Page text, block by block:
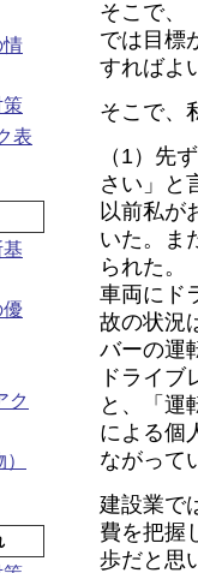
そこで、
では目標
すればよ
そこで、
（1）先
さい」と
以前私が
いた。ま
られた。
車両にド
故の状況
バーの運
ドライ
と、「運
による個
ながって
建設業で
費を把握
歩だと思
情
策
表
優
ク